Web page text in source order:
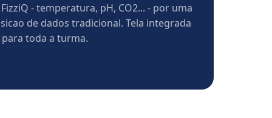
- temperatura, pH, CO2... - por uma
de dados tradicional. Tela integrada
toda a turma.